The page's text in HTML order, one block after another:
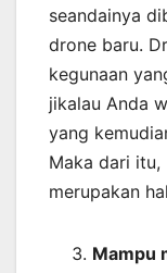
seandainya
drone baru.
kegunaan
jikalau Anda
yang
Maka dari
merupakan
Mampu